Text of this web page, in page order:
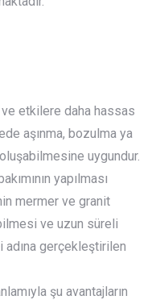
etkilere daha hassas
aşınma, bozulma ya
uygundur.
yapılması
mermer ve granit
ve uzun süreli
adına gerçekleştirilen
şu avantajların